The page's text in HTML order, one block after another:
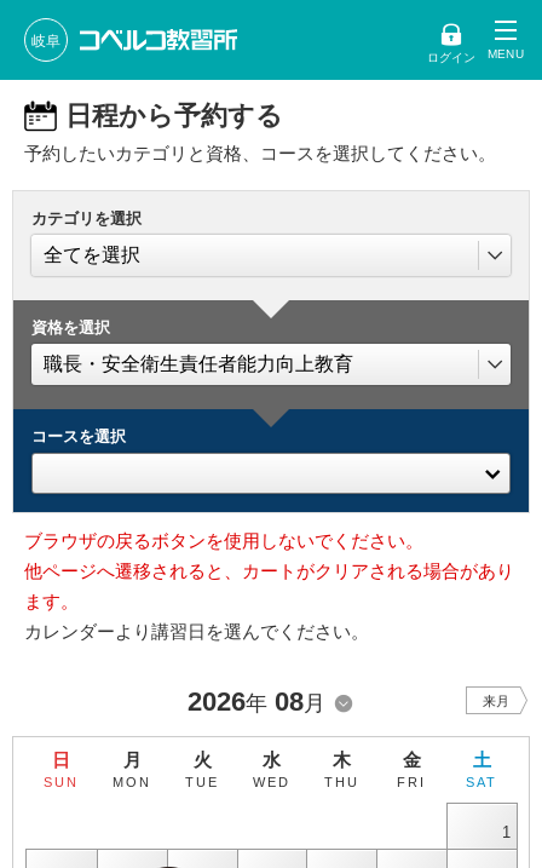
岐阜
ログイン
日程から予約する
予約したいカテゴリと資格、コースを選択してください。
カテゴリを選択
資格を選択
コースを選択
ブラウザの戻るボタンを使用しないでください。
他ページへ遷移されると、カートがクリアされる場合があり
ます。
カレンダーより講習日を選んでください。
2026年 08月 来月
日
SUN
月
MON
火
TUE
水
WED
木
THU
金
FRI
土
SAT
1